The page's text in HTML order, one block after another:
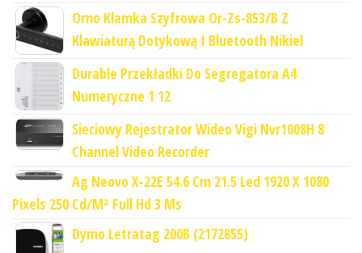
Orno Klamka Szyfrowa Or-Zs-853/B Z
Klawiaturą Dotykową I Bluetooth Nikiel
Durable Przekładki Do Segregatora A4
Numeryczne 1 12
Sieciowy Rejestrator Wideo Vigi Nvr1008H 8
Channel Video Recorder
Ag Neovo X-22E 54.6 Cm 21.5 Led 1920 X 1080
Pixels 250 Cd/M² Full Hd 3 Ms
Dymo Letratag 200B (2172855)